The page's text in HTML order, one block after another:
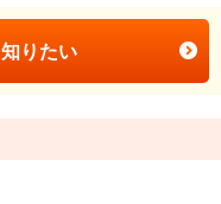
りたい